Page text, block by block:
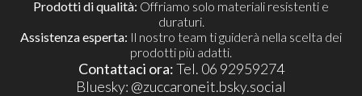
Prodotti di qualità: Offriamo solo materiali resistenti e
duraturi.
Assistenza esperta: Il nostro team ti guiderà nella scelta dei
prodotti più adatti.
Contattaci ora:Tel. 06 92959274
​Bluesky: @zuccaroneit.bsky.social